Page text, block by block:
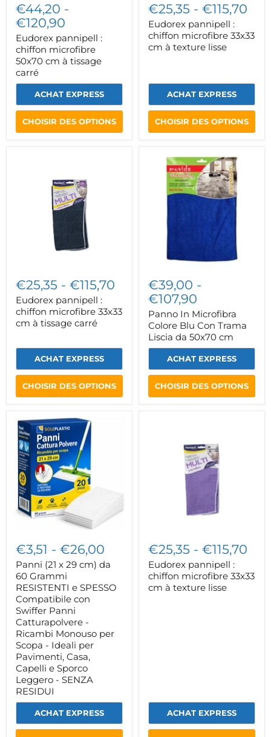
€44,20 -
€120,90
Eudorex pannipell :
chiffon microfibre
50x70 cm à tissage
carré
ACHAT EXPRESS
CHOISIR DES OPTIONS
€25,35 - €115,70
Eudorex pannipell :
chiffon microfibre 33x33
cm à texture lisse
ACHAT EXPRESS
CHOISIR DES OPTIONS
microfibre
€25,35 - €115,70
Eudorex pannipell :
chiffon microfibre 33x33
cm à tissage carré
ACHAT EXPRESS
CHOISIR DES OPTIONS
Panno
Microfibra
Colore
Trama
Liscia
50x70
€39,00 -
€107,90
Panno In Microfibra
Colore Blu Con Trama
Liscia da 50x70 cm
ACHAT EXPRESS
CHOISIR DES OPTIONS
Panni
(21
29
cm)
da
60
Grammi
RESISTENTI
e
SPESSO
Swiffer
Panni
Catturapolvere
Ricambi
Monouso
per
Scopa
Ideali
per
Pavimenti,
Casa,
Capelli
e
Sporco
Leggero
SENZA
RESIDUI
€3,51 - €26,00
Panni (21 x 29 cm) da
60 Grammi
RESISTENTI e SPESSO
Compatibile con
Swiffer Panni
Catturapolvere -
Ricambi Monouso per
Scopa - Ideali per
Pavimenti, Casa,
Capelli e Sporco
Leggero - SENZA
RESIDUI
ACHAT EXPRESS
microfibre
€25,35 - €115,70
Eudorex pannipell :
chiffon microfibre 33x33
cm à texture lisse
ACHAT EXPRESS